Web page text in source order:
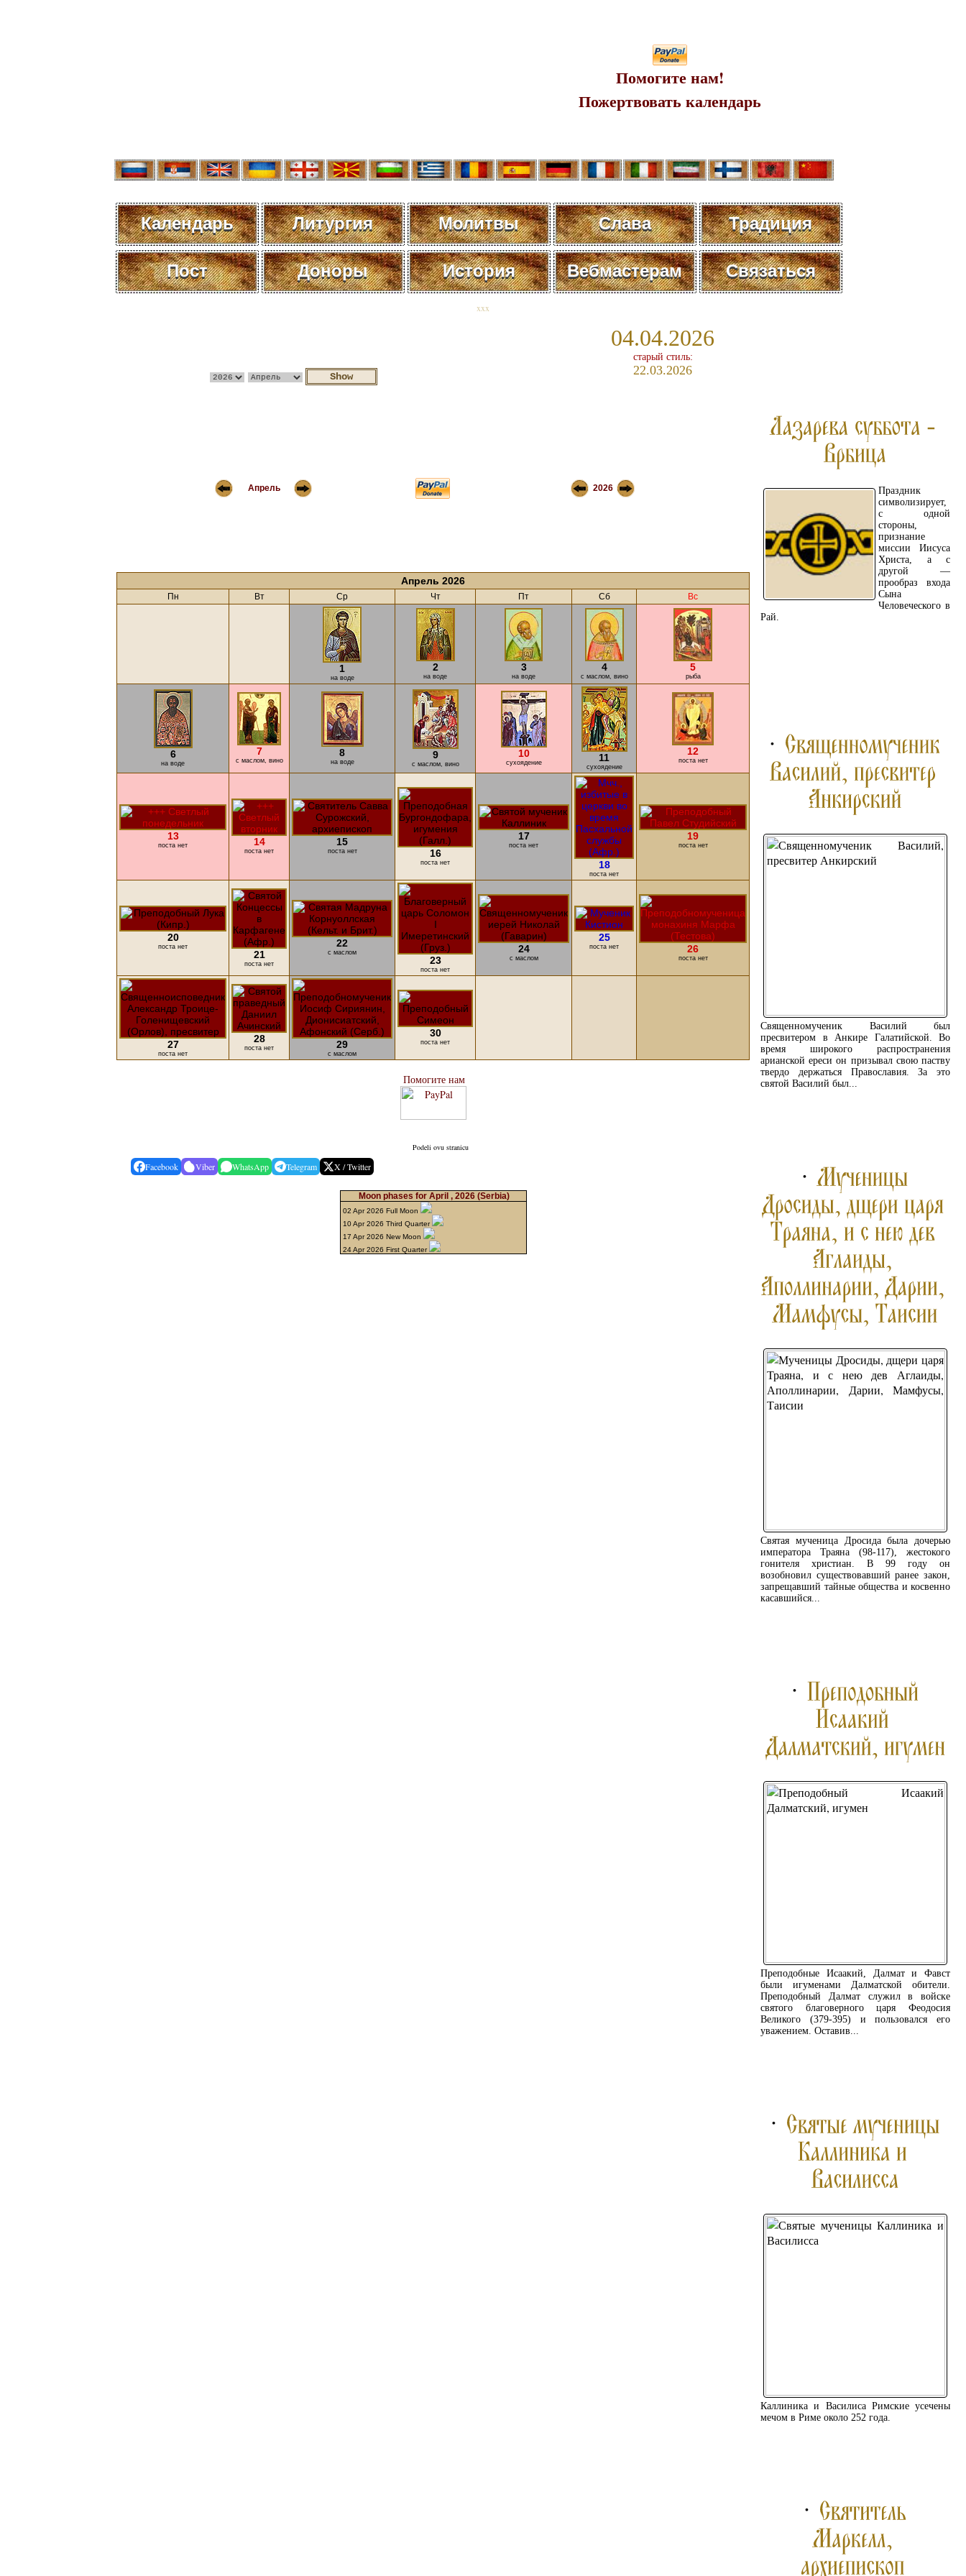
Помогите нам!
Пожертвовать календарь
Календарь Литургия Молитвы Слава Традиция
Пост Доноры История Вебмастерам Связаться
xxx
04.04.2026
старый стиль:
22.03.2026
Апрель 2026
Праздник
символизирует,
с одной
стороны,
признание
миссии Иисуса
Христа, а с
другой —
прообраз входа
Сына
Человеческого в
Рай.
Священномученик Василий был
пресвитером в Анкире Галатийской. Во
время широкого распространения
арианской ереси он призывал свою паству
твердо держаться Православия. За это
святой Василий был...
Святая мученица Дросида была дочерью
императора Траяна (98-117), жестокого
гонителя христиан. В 99 году он
возобновил существовавший ранее закон,
запрещавший тайные общества и косвенно
касавшийся...
Преподобные Исаакий, Далмат и Фавст
были игуменами Далматской обители.
Преподобный Далмат служил в войске
святого благоверного царя Феодосия
Великого (379-395) и пользовался его
уважением. Оставив...
Каллиника и Василиса Римские усечены
мечом в Риме около 252 года.
Апрель 2026
Пн Вт Ср Чт Пт Сб Вс
1
на воде
2
на воде
3
на воде
4
с маслом, вино
5
рыба
6
на воде
7
с маслом, вино
8
на воде
9
с маслом, вино
10
cухоядение 11
cухоядение
12
поста нет
13
поста нет 14
поста нет
15
поста нет 16
поста нет
17
поста нет
18
поста нет
19
поста нет
20
поста нет
21
поста нет
22
с маслом
23
поста нет
24
с маслом
25
поста нет 26
поста нет
27
поста нет
28
поста нет 29
с маслом
30
поста нет
Помогите нам
Podeli ovu stranicu
Facebook Viber WhatsApp Telegram X / Twitter
Moon phases for April , 2026 (Serbia)
02 Apr 2026 Full Moon
10 Apr 2026 Third Quarter
17 Apr 2026 New Moon
24 Apr 2026 First Quarter